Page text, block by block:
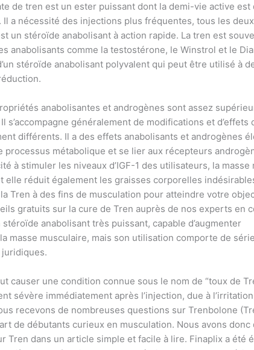
de tren est un ester puissant dont la demi-vie active est
Il a nécessité des injections plus fréquentes, tous les
un stéroïde anabolisant à action rapide. La tren est
anabolisants comme la testostérone, le Winstrol et le
stéroïde anabolisant polyvalent qui peut être utilisé à
anabolisantes et androgènes sont assez
s’accompagne généralement de modifications et d’effets
différents. Il a des effets anabolisants et androgènes
processus métabolique et se lier aux récepteurs
à stimuler les niveaux d’IGF-1 des utilisateurs, la
elle réduit également les graisses corporelles
Tren à des fins de musculation pour atteindre votre
gratuits sur la cure de Tren auprès de nos experts en
anabolisant très puissant, capable d’augmenter
masse musculaire, mais son utilisation comporte de
causer une condition connue sous le nom de “toux de
sévère immédiatement après l’injection, due à
recevons de nombreuses questions sur Trenbolone
de débutants curieux en musculation. Nous avons donc
Tren dans un article simple et facile à lire. Finaplix a été